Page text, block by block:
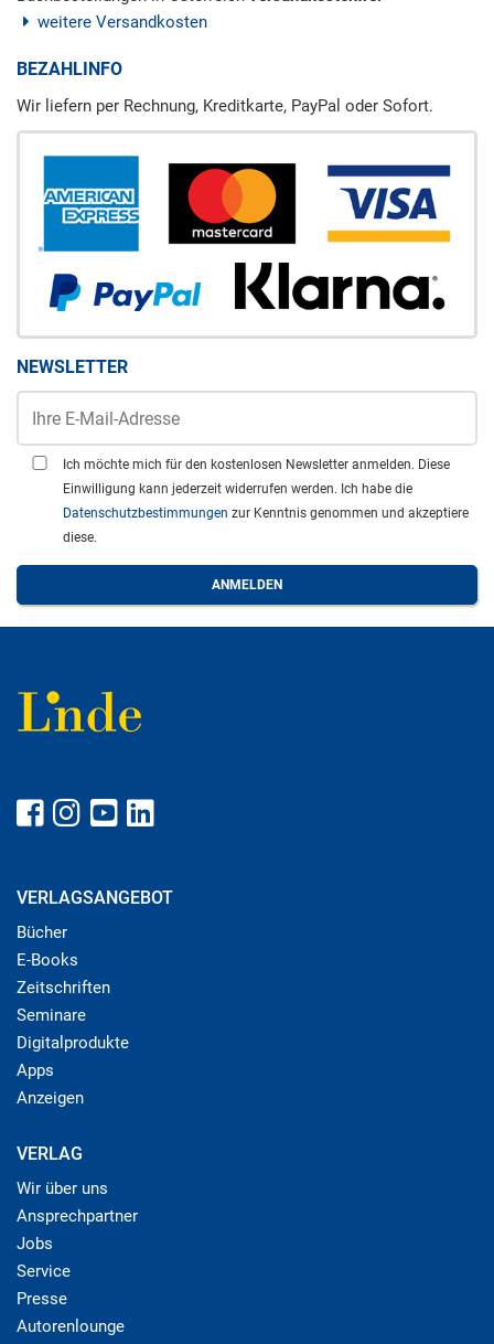
weitere Versandkosten
BEZAHLINFO
Wir liefern per Rechnung, Kreditkarte, PayPal oder Sofort.
NEWSLETTER
Ich möchte mich für den kostenlosen Newsletter anmelden. Diese
Einwilligung kann jederzeit widerrufen werden. Ich habe die
Datenschutzbestimmungen zur Kenntnis genommen und akzeptiere
diese.
VERLAGSANGEBOT
Bücher
E-Books
Zeitschriften
Seminare
Digitalprodukte
Apps
Anzeigen
VERLAG
Wir über uns
Ansprechpartner
Jobs
Service
Presse
Autorenlounge